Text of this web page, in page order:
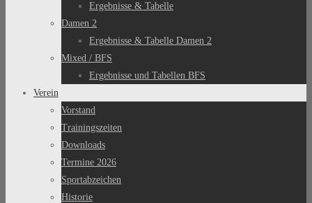
Ergebnisse & Tabelle
Damen 2
Ergebnisse & Tabelle Damen 2
Mixed / BFS
Ergebnisse und Tabellen BFS
Verein
Vorstand
Trainingszeiten
Downloads
Termine 2026
Sportabzeichen
Historie